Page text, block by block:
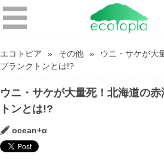
エコトピア その他
ウニ・サケが大
プランクトンとは!?
ウニ・サケが大量死！北海道の
トンとは!?
ocean+α